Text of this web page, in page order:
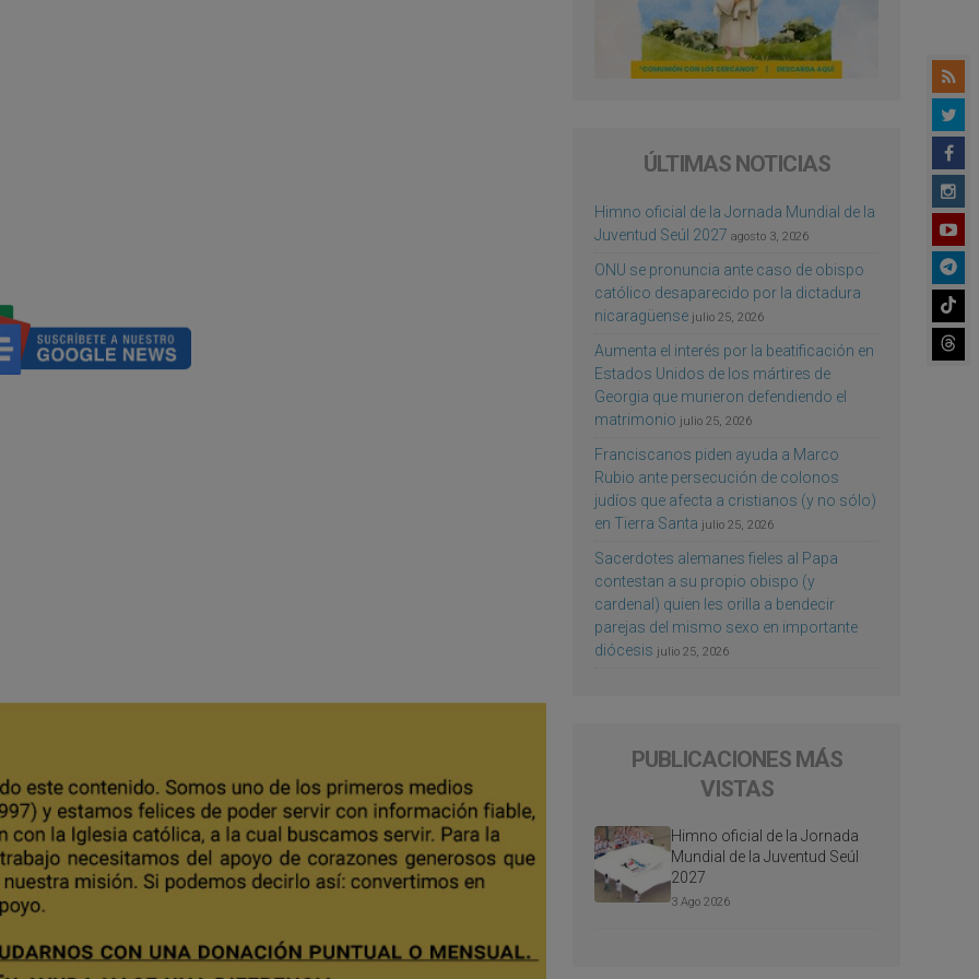
ÚLTIMAS NOTICIAS
Himno oficial de la Jornada Mundial de la
Juventud Seúl 2027 agosto 3, 2026
ONU se pronuncia ante caso de obispo
católico desaparecido por la dictadura
nicaragüense julio 25, 2026
Aumenta el interés por la beatificación en
Estados Unidos de los mártires de
Georgia que murieron defendiendo el
matrimonio julio 25, 2026
Franciscanos piden ayuda a Marco
Rubio ante persecución de colonos
judíos que afecta a cristianos (y no sólo)
en Tierra Santa julio 25, 2026
Sacerdotes alemanes fieles al Papa
contestan a su propio obispo (y
cardenal) quien les orilla a bendecir
parejas del mismo sexo en importante
diócesis julio 25, 2026
PUBLICACIONES MÁS
VISTAS
Himno oficial de la Jornada
Mundial de la Juventud Seúl
2027
3 Ago 2026